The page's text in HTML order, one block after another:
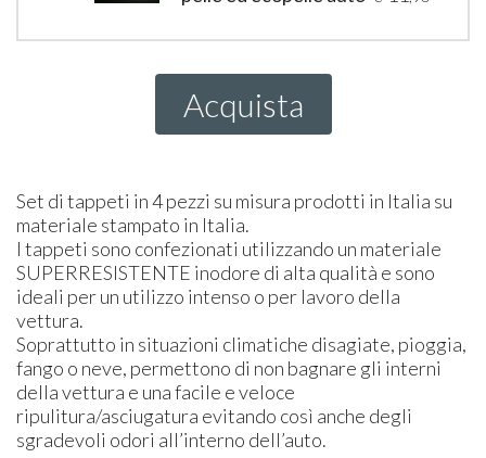
Acquista
Set di tappeti in 4 pezzi su misura prodotti in Italia su
materiale stampato in Italia.
I tappeti sono confezionati utilizzando un materiale
SUPERRESISTENTE inodore di alta qualità e sono
ideali per un utilizzo intenso o per lavoro della
vettura.
Soprattutto in situazioni climatiche disagiate, pioggia,
fango o neve, permettono di non bagnare gli interni
della vettura e una facile e veloce
ripulitura/asciugatura evitando così anche degli
sgradevoli odori all’interno dell’auto.